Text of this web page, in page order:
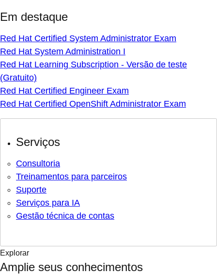
Em destaque
Red Hat Certified System Administrator Exam
Red Hat System Administration I
Red Hat Learning Subscription - Versão de teste
(Gratuito)
Red Hat Certified Engineer Exam
Red Hat Certified OpenShift Administrator Exam
Serviços
Consultoria
Treinamentos para parceiros
Suporte
Serviços para IA
Gestão técnica de contas
Explorar
Amplie seus conhecimentos